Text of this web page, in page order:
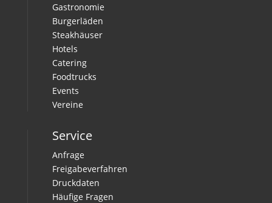
Gastronomie
Burgerläden
Steakhäuser
Hotels
Catering
Foodtrucks
Events
Vereine
Service
Anfrage
Freigabeverfahren
Druckdaten
Häufige Fragen